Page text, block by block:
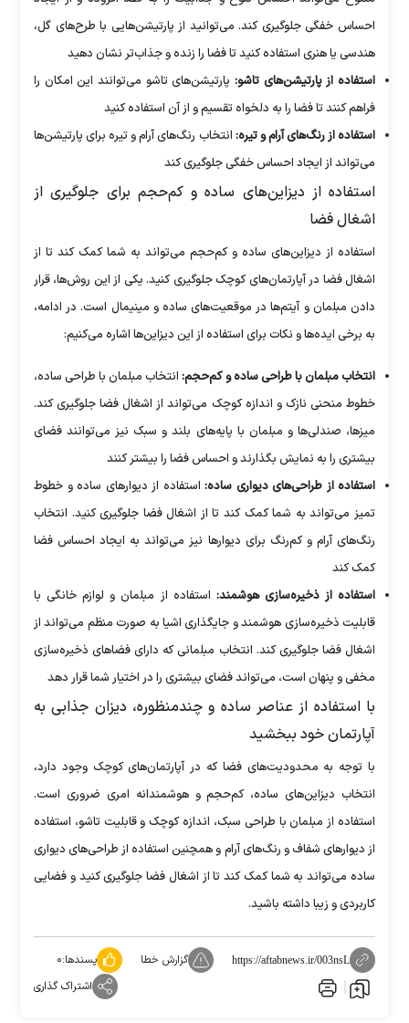
احساس خفگی جلوگیری کند. می‌توانید از پارتیشن‌هایی با طرح‌های گل،
هندسی یا هنری استفاده کنید تا فضا را زنده و جذاب‌تر نشان دهید
استفاده از پارتیشن‌های تاشو: پارتیشن‌های تاشو می‌توانند این امکان را
فراهم کنند تا فضا را به دلخواه تقسیم و از آن استفاده کنید
استفاده از رنگ‌های آرام و تیره: انتخاب رنگ‌های آرام و تیره برای پارتیشن‌ها
می‌تواند از ایجاد احساس خفگی جلوگیری کند
استفاده از دیزاین‌های ساده و کم‌حجم برای جلوگیری از
اشغال فضا
استفاده از دیزاین‌های ساده و کم‌حجم می‌تواند به شما کمک کند تا از
اشغال فضا در آپارتمان‌های کوچک جلوگیری کنید. یکی از این روش‌ها، قرار
دادن مبلمان و آیتم‌ها در موقعیت‌های ساده و مینیمال است. در ادامه،
به برخی ایده‌ها و نکات برای استفاده از این دیزاین‌ها اشاره می‌کنیم:
انتخاب مبلمان با طراحی ساده و کم‌حجم:انتخاب مبلمان با طراحی ساده،
خطوط منحنی نازک و اندازه کوچک می‌تواند از اشغال فضا جلوگیری کند.
میزها، صندلی‌ها و مبلمان با پایه‌های بلند و سبک نیز می‌توانند فضای
بیشتری را به نمایش بگذارند و احساس فضا را بیشتر کنند
استفاده از طراحی‌های دیواری ساده: استفاده از دیوار‌های ساده و خطوط
تمیز می‌تواند به شما کمک کند تا از اشغال فضا جلوگیری کنید. انتخاب
رنگ‌های آرام و کم‌رنگ برای دیوار‌ها نیز می‌تواند به ایجاد احساس فضا
کمک کند
استفاده از ذخیره‌سازی هوشمند: استفاده از مبلمان و لوازم خانگی با
قابلیت ذخیره‌سازی هوشمند و جایگذاری اشیا به صورت منظم می‌تواند از
اشغال فضا جلوگیری کند. انتخاب مبلمانی که دارای فضا‌های ذخیره‌سازی
مخفی و پنهان است، می‌تواند فضای بیشتری را در اختیار شما قرار دهد
با استفاده از عناصر ساده و چندمنظوره، دیزان جذابی به
آپارتمان خود ببخشید
با توجه به محدودیت‌های فضا که در آپارتمان‌های کوچک وجود دارد،
انتخاب دیزاین‌های ساده، کم‌حجم و هوشمندانه امری ضروری است.
استفاده از مبلمان با طراحی سبک، اندازه کوچک و قابلیت تاشو، استفاده
از دیوار‌های شفاف و رنگ‌های آرام و همچنین استفاده از طراحی‌های دیواری
ساده می‌تواند به شما کمک کند تا از اشغال فضا جلوگیری کنید و فضایی
کاربردی و زیبا داشته باشید.
https://aftabnews.ir/003nsL گزارش خطا پسندها:۰
اشتراک گذاری